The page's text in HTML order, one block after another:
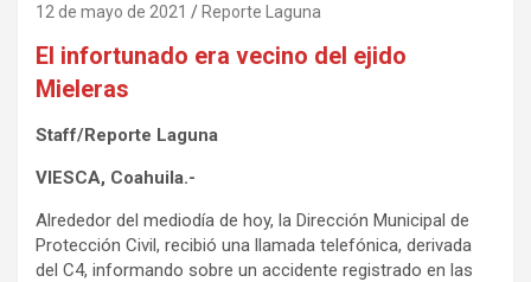
12 de mayo de 2021 Reporte Laguna
El infortunado era vecino del ejido
Mieleras
Staff/Reporte Laguna
VIESCA, Coahuila.-
Alrededor del mediodía de hoy, la Dirección Municipal de
Protección Civil, recibió una llamada telefónica, derivada
del C4, informando sobre un accidente registrado en las